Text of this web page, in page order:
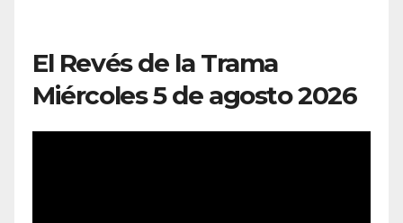
El Revés de la Trama
Miércoles 5 de agosto 2026